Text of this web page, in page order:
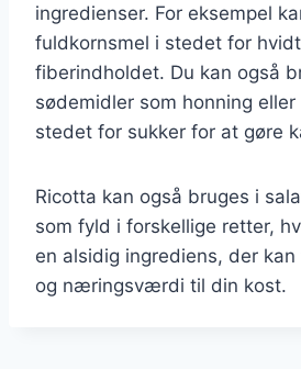
ingredienser. For eksempel
fuldkornsmel i stedet for
fiberindholdet. Du kan også
sødemidler som honning eller
stedet for sukker for at gøre
Ricotta kan også bruges i
som fyld i forskellige retter,
en alsidig ingrediens, der
og næringsværdi til din kost.